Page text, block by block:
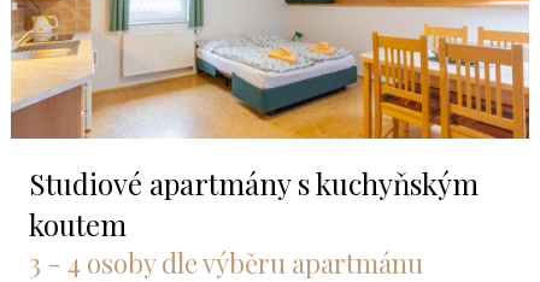
Studiové apartmány s kuchyňským
koutem
3 - 4 osoby dle výběru apartmánu